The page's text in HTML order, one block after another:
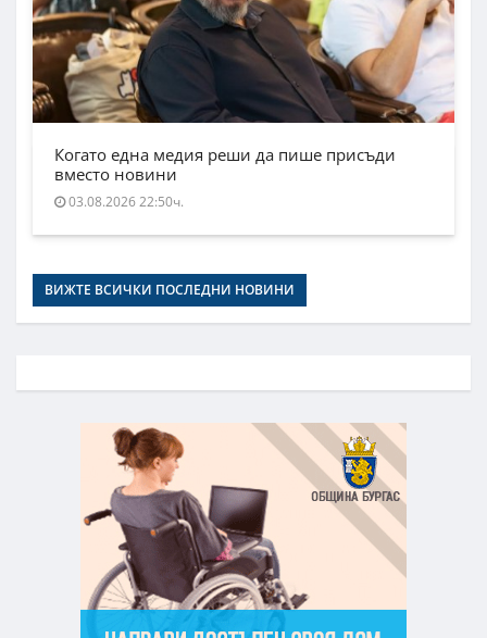
Когато една медия реши да пише присъди
вместо новини
03.08.2026 22:50ч.
ВИЖТЕ ВСИЧКИ ПОСЛЕДНИ НОВИНИ